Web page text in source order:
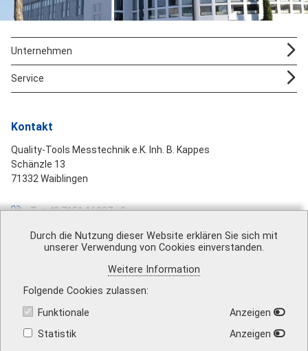
Durch die Nutzung dieser Website erklären Sie sich mit
unserer Verwendung von Cookies einverstanden.
Weitere Information
Folgende Cookies zulassen
Funktionale
Anzeigen
Statistik
Anzeigen
Kontakt
Quality-Tools Messtechnik e.K. Inh. B. Kappes
Schänzle 13
71332 Waiblingen
T +49 7151 16887 - 0
F
+49 7151 16887 - 99
mail@quality-tools.de
Unternehmen
Service
Über uns Barrierefreiheit
Vertrag widerrufen
Kontakt